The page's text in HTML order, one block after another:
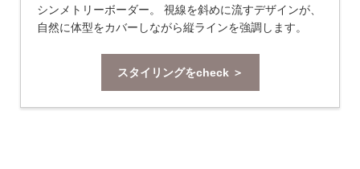
シンメトリーボーダー。 視線を斜めに流すデザインが、
自然に体型をカバーしながら縦ラインを強調します。
スタイリングをcheck ＞